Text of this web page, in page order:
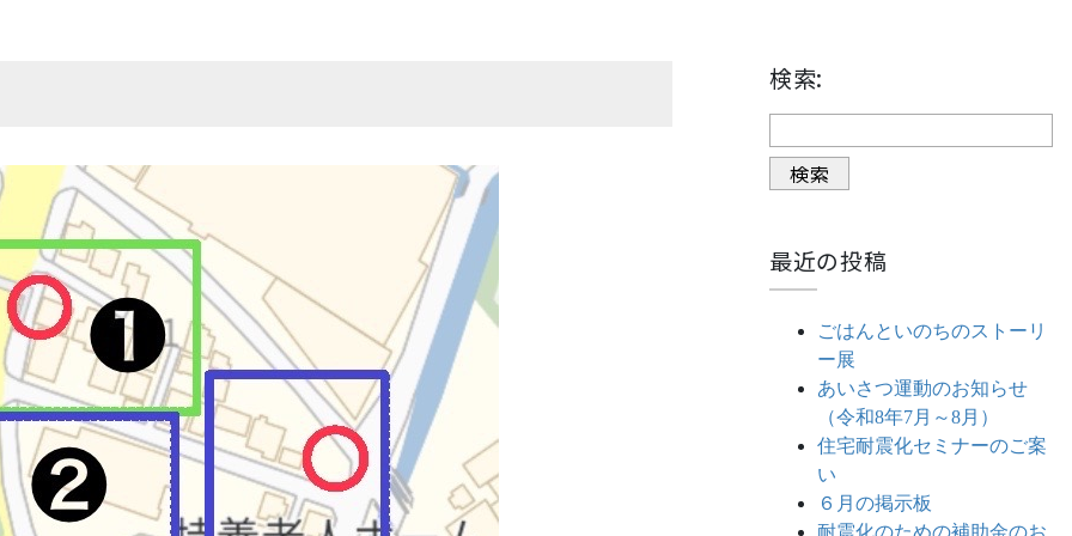
検索:
最近の投稿
ごはんといのちのストーリ
ー展
あいさつ運動のお知らせ
（令和8年7月～8月）
住宅耐震化セミナーのご案
い
６月の掲示板